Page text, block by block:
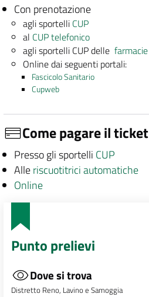
Con prenotazione
agli sportelli CUP
al CUP telefonico
agli sportelli CUP dellefarmacie
Online dai seguenti portali:
Fascicolo Sanitario
Cupweb
Come pagare il ticket
Presso gli sportelli CUP
Alleriscuotitrici automatiche
Online
Punto prelievi
Dove si trova
Distretto Reno, Lavino e Samoggia